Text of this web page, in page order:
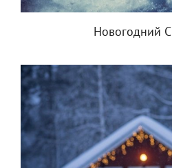
Новогодний